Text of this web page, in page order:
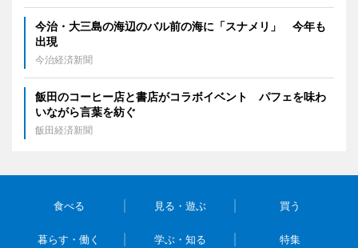
今治・大三島の海辺のバル前の海に「スナメリ」 今年も
出現
今治経済新聞
飯田のコーヒー店と書店がコラボイベント パフェを味わ
いながら言葉を紡ぐ
飯田経済新聞
食べる 見る・遊ぶ 買う
暮らす・働く 学ぶ・知る 特集